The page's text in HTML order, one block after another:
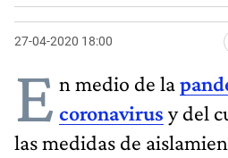
27-04-2020 18:00
E n medio de la
coronavirus y del
las medidas de